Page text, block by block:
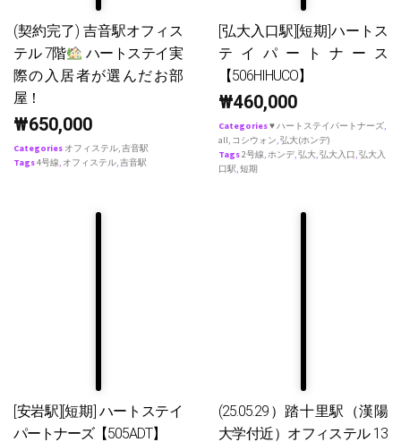
(契約完了) 吉音駅オフィス
テル 7階
ハートステイ実
際の入居者が選んだお部
屋！
₩650,000
Categories オフィステル,吉音駅
Tags4号線, オフィステル,吉音駅
[弘大入口駅][短期]ハートス
テイパートナース
【506HIHUCO】
₩460,000
Categories♥ ハートステイパートナーズ,
all, コシウォン,弘大(ホンデ)
Tags2号線,ホンデ,弘大,弘大入口,弘大入
口駅,短期
[安岩駅][短期] ハートステイ
パートナーズ【505ADT】
(25.05.29）踏十里駅（漢陽
大学付近）オフィステル 13